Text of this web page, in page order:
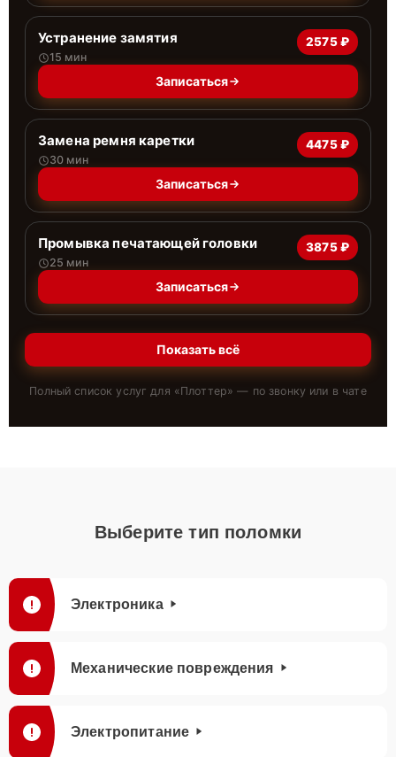
Устранение замятия
15 мин
2575 ₽
Записаться
Замена ремня каретки
30 мин
4475 ₽
Записаться
Промывка печатающей головки
25 мин
3875 ₽
Записаться
Показать всё
Полный список услуг для «Плоттер» — по звонку или в чате
Выберите тип поломки
Электроника
Механические повреждения
Электропитание